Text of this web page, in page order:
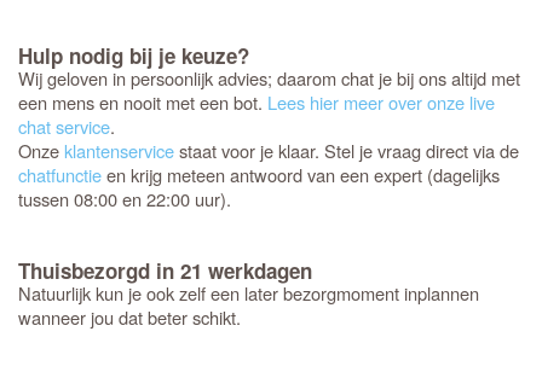
Hulp nodig bij je keuze?
Wij geloven in persoonlijk advies; daarom chat je bij ons altijd met
een mens en nooit met een bot. Lees hier meer over onze live
chat service.
Onzeklantenservicestaat voor je klaar. Stel je vraag direct via de
chatfunctieen krijg meteen antwoord van een expert (dagelijks
tussen 08:00 en 22:00 uur).
Thuisbezorgd in 21 werkdagen
Natuurlijk kun je ook zelf een later bezorgmoment inplannen
wanneer jou dat beter schikt.